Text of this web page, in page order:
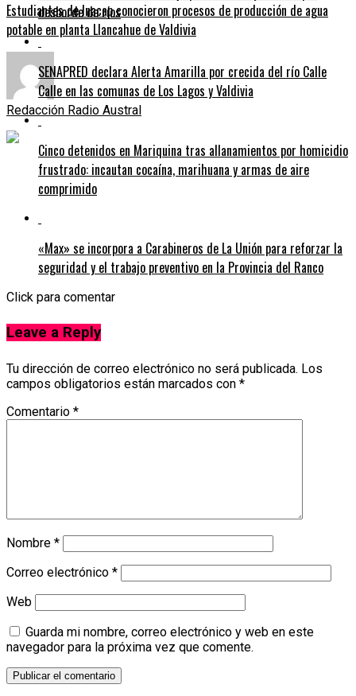
Estudiantes de Inacap conocieron procesos de producción de agua
potable en planta Llancahue de Valdivia
Redacción Radio Austral
desborde de ríos
SENAPRED declara Alerta Amarilla por crecida del río Calle
Calle en las comunas de Los Lagos y Valdivia
Cinco detenidos en Mariquina tras allanamientos por homicidio
frustrado: incautan cocaína, marihuana y armas de aire
comprimido
«Max» se incorpora a Carabineros de La Unión para reforzar la
seguridad y el trabajo preventivo en la Provincia del Ranco
Click para comentar
Leave a Reply
Tu dirección de correo electrónico no será publicada. Los
campos obligatorios están marcados con *
Comentario *
Nombre *
Correo electrónico *
Web
Guarda mi nombre, correo electrónico y web en este
navegador para la próxima vez que comente.